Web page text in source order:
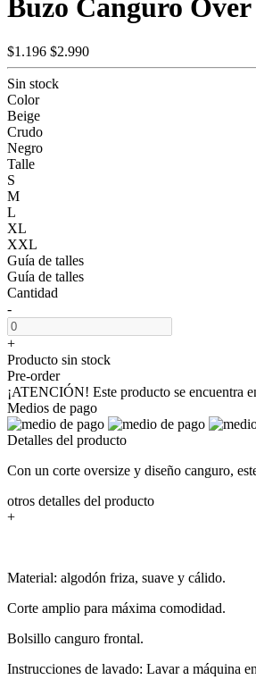
Buzo Canguro
$1.196 $2.990
Sin stock
Color
Beige
Crudo
Negro
Talle
S
M
L
XL
XXL
Guía de talles
Guía de talles
Cantidad
-
+
Producto sin stock
Pre-order
¡ATENCIÓN! Este producto se encuentra
Medios de pago
Detalles del producto
Con un corte oversize y diseño canguro,
otros detalles del producto
+
Material: algodón friza, suave y cálido.
Corte amplio para máxima comodidad.
Bolsillo canguro frontal.
Instrucciones de lavado: Lavar a máquina